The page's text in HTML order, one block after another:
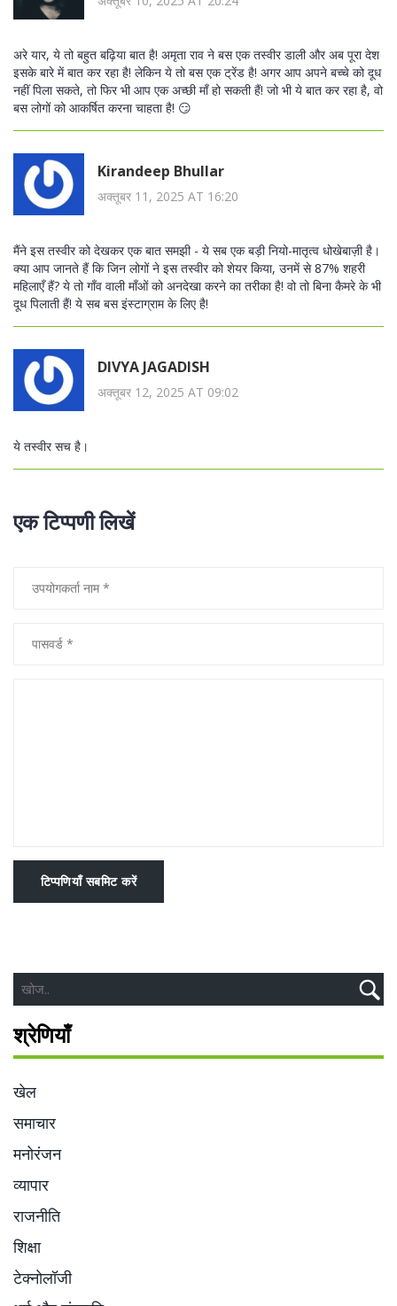
अरे यार, ये तो बहुत बढ़िया बात है! अमृता राव ने बस एक तस्वीर डाली और अब पूरा देश
इसके बारे में बात कर रहा है! लेकिन ये तो बस एक ट्रेंड है! अगर आप अपने बच्चे को दूध
नहीं पिला सकते, तो फिर भी आप एक अच्छी माँ हो सकती हैं! जो भी ये बात कर रहा है, वो
बस लोगों को आकर्षित करना चाहता है! 😏
Kirandeep Bhullar
अक्तूबर 11, 2025 AT 16:20
मैंने इस तस्वीर को देखकर एक बात समझी - ये सब एक बड़ी नियो-मातृत्व धोखेबाज़ी है।
क्या आप जानते हैं कि जिन लोगों ने इस तस्वीर को शेयर किया, उनमें से 87% शहरी
महिलाएँ हैं? ये तो गाँव वाली माँओं को अनदेखा करने का तरीका है! वो तो बिना कैमरे के भी
दूध पिलाती हैं! ये सब बस इंस्टाग्राम के लिए है!
DIVYA JAGADISH
अक्तूबर 12, 2025 AT 09:02
ये तस्वीर सच है।
एक टिप्पणी लिखें
टिप्पणियाँ सबमिट करें
श्रेणियाँ
खेल
समाचार
मनोरंजन
व्यापार
राजनीति
शिक्षा
टेक्नोलॉजी